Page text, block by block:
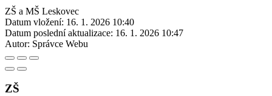
ZŠ a MŠ Leskovec
Datum vložení: 16. 1. 2026 10:40
Datum poslední aktualizace: 16. 1. 2026 10:47
Autor: Správce Webu
ZŠ